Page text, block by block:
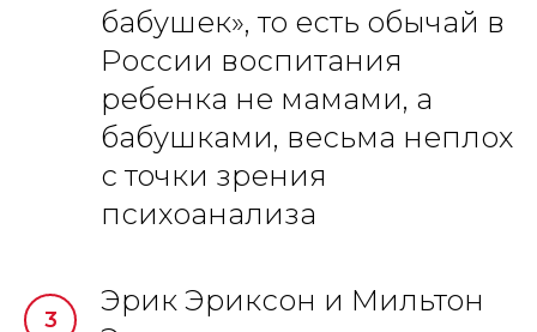
бабушек», то есть обычай в
России воспитания
ребенка не мамами, а
бабушками, весьма неплох
с точки зрения
психоанализа
Эрик Эриксон и Мильтон